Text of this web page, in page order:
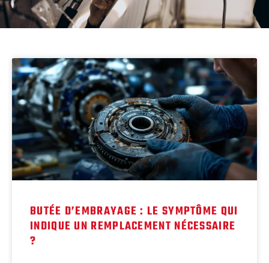
BUTÉE D’EMBRAYAGE : LE SYMPTÔME QUI
INDIQUE UN REMPLACEMENT NÉCESSAIRE
?